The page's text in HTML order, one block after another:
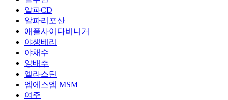
알파CD
알파리포산
애플사이다비니거
야생베리
야채수
양배추
엘라스틴
엠에스엠 MSM
여주